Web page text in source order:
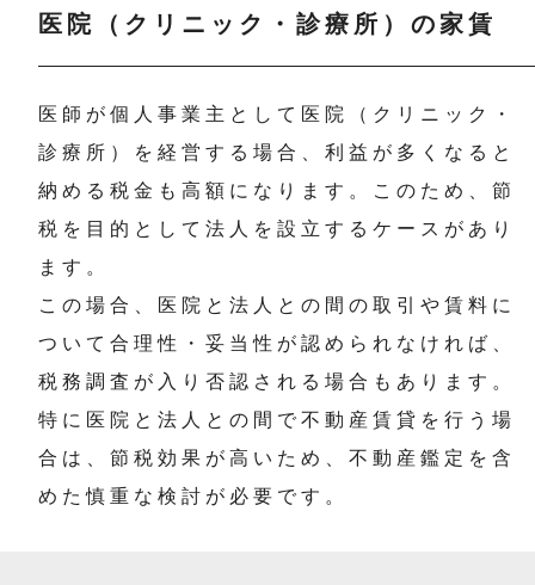
医院（クリニック・診療所）の家賃
医師が個人事業主として医院（クリニック・
診療所）を経営する場合、利益が多くなると
納める税金も高額になります。このため、節
税を目的として法人を設立するケースがあり
ます。
この場合、医院と法人との間の取引や賃料に
ついて合理性・妥当性が認められなければ、
税務調査が入り否認される場合もあります。
特に医院と法人との間で不動産賃貸を行う場
合は、節税効果が高いため、不動産鑑定を含
めた慎重な検討が必要です。